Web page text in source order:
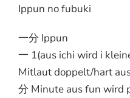
Ippun no fubuki
一分 Ippun
一 1(aus ichi wird i
Mitlaut doppelt/hart
分 Minute aus fun wird